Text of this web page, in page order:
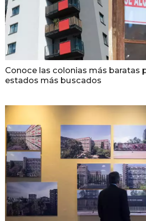
Conoce las colonias más baratas
estados más buscados